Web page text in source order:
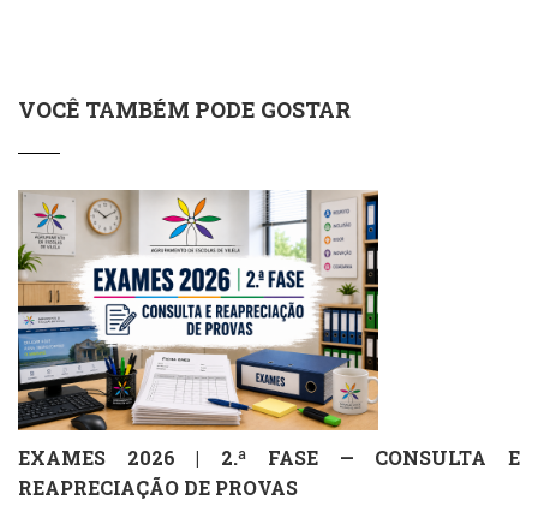
VOCÊ TAMBÉM PODE GOSTAR
EXAMES 2026 | 2.ª FASE — CONSULTA E
REAPRECIAÇÃO DE PROVAS